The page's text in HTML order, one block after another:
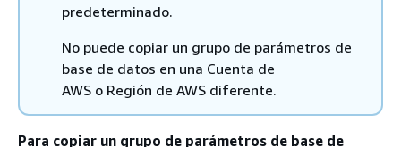
predeterminado.
No puede copiar un grupo de parámetros de
base de datos en una Cuenta de
AWS o Región de AWS diferente.
Para copiar un grupo de parámetros de base de